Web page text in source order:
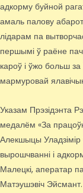
адкорму буйной
амаль палову
лідарам па
першымі ў раёне
кароў і ўжо больш
мармуровай
Указам Прэзідэнта
медалём «За
Алекшыцы Уладзімір
вырошчванні і
Малецкі, аператар
Матэушэвіч Эйсмант.